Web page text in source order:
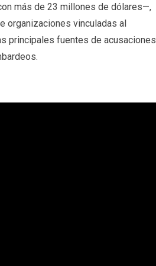
más de 23 millones de dólares—,
organizaciones vinculadas al
principales fuentes de acusaciones